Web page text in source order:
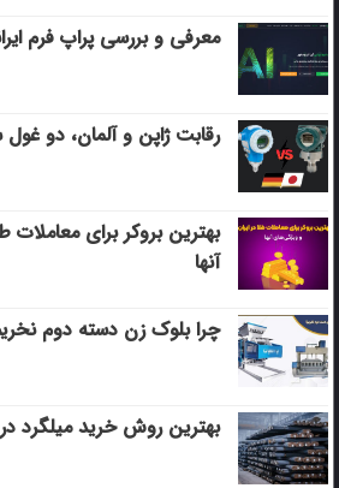
معرفی و بررسی پراپ فرم
رقابت ژاپن و آلمان، دو
بهترین بروکر برای معاملات
آنها
چرا بلوک زن دسته دوم
بهترین روش خرید میلگرد در